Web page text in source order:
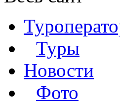
Туры
Новости
Фото